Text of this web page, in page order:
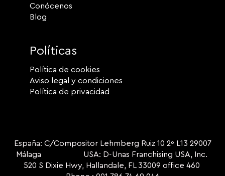
Conócenos
Blog
Políticas
Política de cookies
Aviso legal y condiciones
Política de privacidad
España: C/Compositor Lehmberg Ruiz 10 2º L13 29007
Málaga USA: D-Unas Franchising USA, Inc.
520 S Dixie Hwy, Hallandale, FL 33009 office 460